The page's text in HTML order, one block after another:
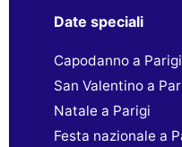
Date speciali
Capodanno a Parigi
San Valentino a
Natale a Parigi
Festa nazionale a